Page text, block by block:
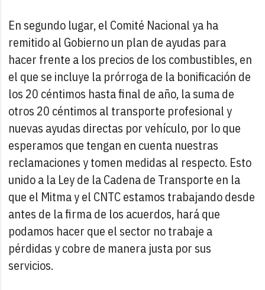
En segundo lugar, el Comité Nacional ya ha
remitido al Gobierno un plan de ayudas para
hacer frente a los precios de los combustibles, en
el que se incluye la prórroga de la bonificación de
los 20 céntimos hasta final de año, la suma de
otros 20 céntimos al transporte profesional y
nuevas ayudas directas por vehículo, por lo que
esperamos que tengan en cuenta nuestras
reclamaciones y tomen medidas al respecto. Esto
unido a la Ley de la Cadena de Transporte en la
que el Mitma y el CNTC estamos trabajando desde
antes de la firma de los acuerdos, hará que
podamos hacer que el sector no trabaje a
pérdidas y cobre de manera justa por sus
servicios.